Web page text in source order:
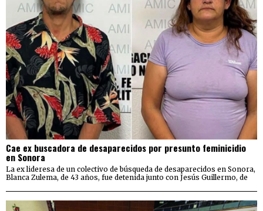
Cae ex buscadora de desaparecidos por presunto feminicidio
en Sonora
La ex lideresa de un colectivo de búsqueda de desaparecidos en Sonora,
Blanca Zulema, de 43 años, fue detenida junto con Jesús Guillermo, de